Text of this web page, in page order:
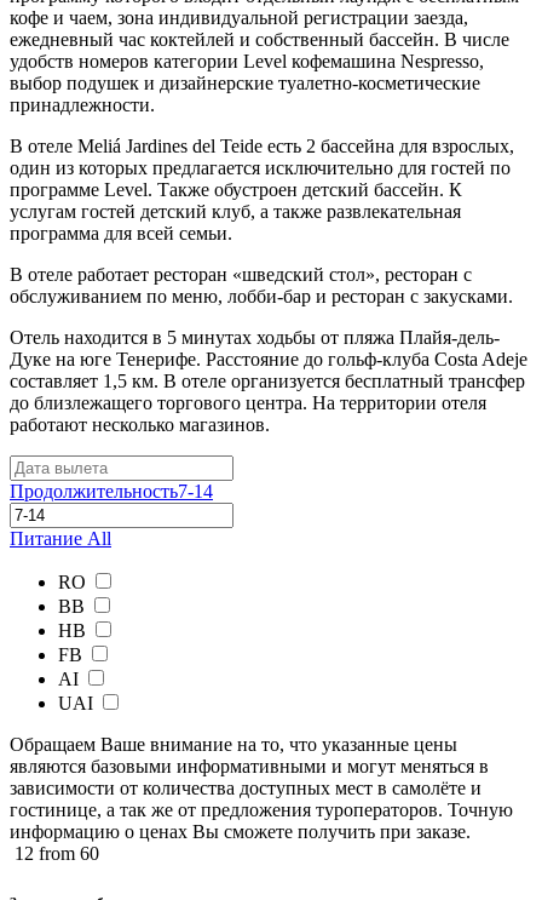
кофе и чаем, зона индивидуальной регистрации заезда,
ежедневный час коктейлей и собственный бассейн. В числе
удобств номеров категории Level кофемашина Nespresso,
выбор подушек и дизайнерские туалетно-косметические
принадлежности.
В отеле Meliá Jardines del Teide есть 2 бассейна для взрослых,
один из которых предлагается исключительно для гостей по
программе Level. Также обустроен детский бассейн. К
услугам гостей детский клуб, а также развлекательная
программа для всей семьи.
В отеле работает ресторан «шведский стол», ресторан с
обслуживанием по меню, лобби-бар и ресторан с закусками.
Отель находится в 5 минутах ходьбы от пляжа Плайя-дель-
Дуке на юге Тенерифе. Расстояние до гольф-клуба Costa Adeje
составляет 1,5 км. В отеле организуется бесплатный трансфер
до близлежащего торгового центра. На территории отеля
работают несколько магазинов.
Продолжительность7-14
Питание All
RO
BB
HB
FB
AI
UAI
Обращаем Ваше внимание на то, что указанные цены
являются базовыми информативными и могут меняться в
зависимости от количества доступных мест в самолёте и
гостинице, а так же от предложения туроператоров. Точную
информацию о ценах Вы сможете получить при заказе.​
12 from 60